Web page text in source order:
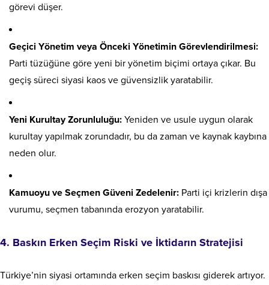
görevi düşer.
Geçici Yönetim veya Önceki Yönetimin Görevlendirilmesi:
Parti tüzüğüne göre yeni bir yönetim biçimi ortaya çıkar. Bu
geçiş süreci siyasi kaos ve güvensizlik yaratabilir.
Yeni Kurultay Zorunluluğu: Yeniden ve usule uygun olarak
kurultay yapılmak zorundadır, bu da zaman ve kaynak kaybına
neden olur.
Kamuoyu ve Seçmen Güveni Zedelenir: Parti içi krizlerin dışa
vurumu, seçmen tabanında erozyon yaratabilir.
4. Baskın Erken Seçim Riski ve İktidarın Stratejisi
Türkiye’nin siyasi ortamında erken seçim baskısı giderek artıyor.